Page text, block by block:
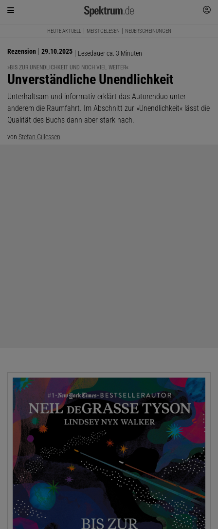
HEUTE AKTUELL MEISTGELESEN NEUERSCHEINUNGEN
Rezension 29.10.2025 Lesedauer ca. 3 Minuten
»BIS ZUR UNENDLICHKEIT UND NOCH VIEL WEITER«
:
Unverständliche Unendlichkeit
Unterhaltsam und informativ erklärt das Autorenduo unter
anderem die Raumfahrt. Im Abschnitt zur »Unendlichkeit« lässt die
Qualität des Buchs dann aber stark nach.
von Stefan Gillessen